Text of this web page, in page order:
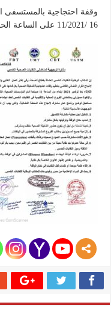
وقفة احتجاجية بالمستسفى
16 /11/2021 على الساعة الحادية (11) صباحا